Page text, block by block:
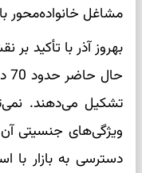
مشاغل خانواده‌محور
بهروز آذر با تأکید
تشکیل می‌دهند.
ویژگی‌های جنسیتی آن
دسترسی به بازار با